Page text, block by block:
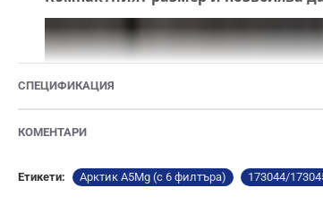
СПЕЦИФИКАЦИЯ
КОМЕНТАРИ
Етикети: Арктик A5Mg (с 6 филтъра) 173044/